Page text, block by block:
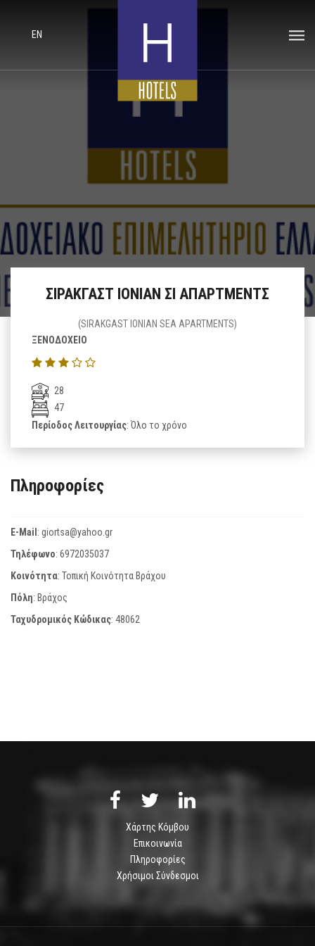
EN
ΣΙΡΑΚΓΑΣΤ ΙΟΝΙΑΝ ΣΙ ΑΠΑΡΤΜΕΝΤΣ
(SIRAKGAST IONIAN SEA APARTMENTS)
ΞΕΝΟΔΟΧΕΙΟ
28
47
Περίοδος Λειτουργίας: Όλο το χρόνο
Πληροφορίες
E-Mail: giortsa@yahoo.gr
Τηλέφωνο: 6972035037
Κοινότητα: Τοπική Κοινότητα Βράχου
Πόλη: Βράχος
Ταχυδρομικός Κώδικας: 48062
Χάρτης Κόμβου
Επικοινωνία
Πληροφορίες
Χρήσιμοι Σύνδεσμοι